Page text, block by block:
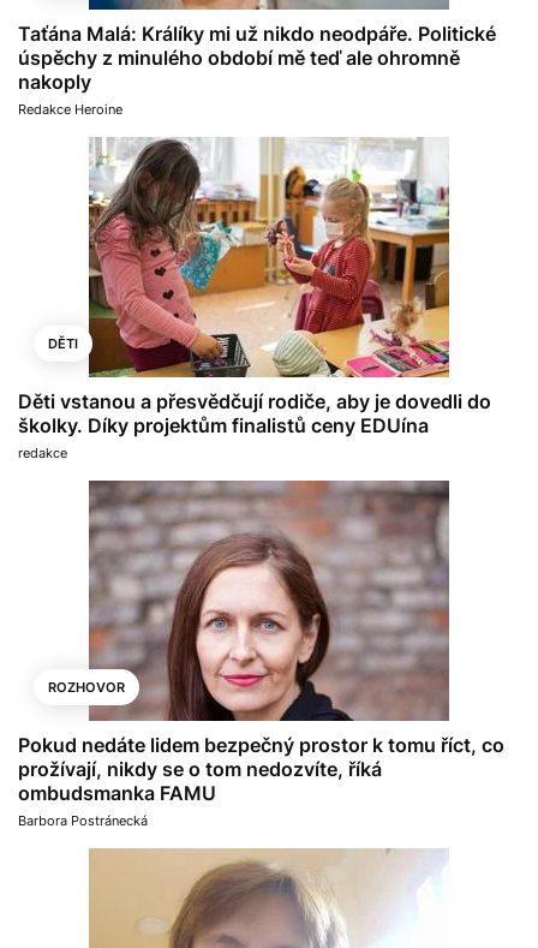
Taťána Malá: Králíky mi už nikdo neodpáře. Politické
úspěchy z minulého období mě teď ale ohromně
nakoply
Redakce Heroine
DĚTI
Děti vstanou a přesvědčují rodiče, aby je dovedli do
školky. Díky projektům finalistů ceny EDUína
redakce
ROZHOVOR
Pokud nedáte lidem bezpečný prostor k tomu říct, co
prožívají, nikdy se o tom nedozvíte, říká
ombudsmanka FAMU
Barbora Postránecká